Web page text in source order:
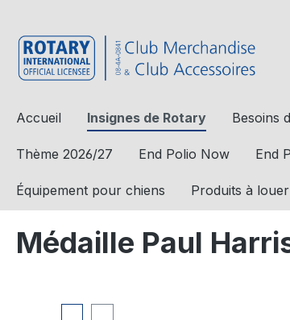
Accueil Insignes de Rotary Besoins
Thème 2026/27 End Polio Now End
Équipement pour chiens Produits à louer
Médaille Paul